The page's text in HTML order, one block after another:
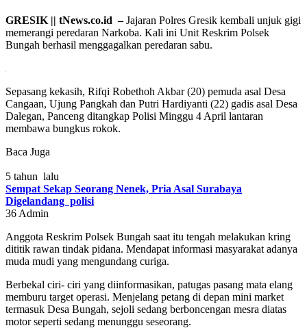
GRESIK || tNews.co.id –Jajaran Polres Gresik kembali unjuk gigi
memerangi peredaran Narkoba. Kali ini Unit Reskrim Polsek
Bungah berhasil menggagalkan peredaran sabu.
Sepasang kekasih, Rifqi Robethoh Akbar (20) pemuda asal Desa
Cangaan, Ujung Pangkah dan Putri Hardiyanti (22) gadis asal Desa
Dalegan, Panceng ditangkap Polisi Minggu 4 April lantaran
membawa bungkus rokok.
Baca Juga
5 tahun lalu
Sempat Sekap Seorang Nenek, Pria Asal Surabaya
Digelandang polisi
36 Admin
Anggota Reskrim Polsek Bungah saat itu tengah melakukan kring
dititik rawan tindak pidana. Mendapat informasi masyarakat adanya
muda mudi yang mengundang curiga.
Berbekal ciri- ciri yang diinformasikan, patugas pasang mata elang
memburu target operasi. Menjelang petang di depan mini market
termasuk Desa Bungah, sejoli sedang berboncengan mesra diatas
motor seperti sedang menunggu seseorang.